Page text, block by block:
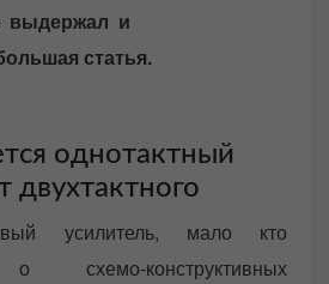
выдержал и
статья.
однотактный
двухтактного
усилитель, мало кто
схемо-конструктивных